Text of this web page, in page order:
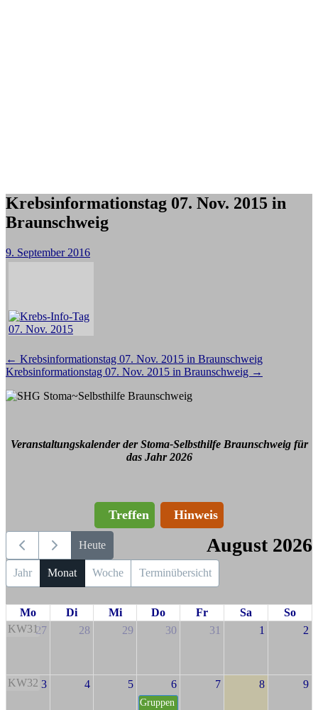
Krebsinformationstag 07. Nov. 2015 in
Braunschweig
9. September 2016
Beitragsnavigation
← Krebsinformationstag 07. Nov. 2015 in Braunschweig
Krebsinformationstag 07. Nov. 2015 in Braunschweig →
Veranstaltungskalender der Stoma-Selbsthilfe Braunschweig für
das Jahr 2026
Treffen Hinweis
Heute August 2026
Jahr Monat Woche Terminübersicht
Mo Di Mi Do Fr Sa
So
KW3127 28 29 30 31 1 2
KW32 3 4 5 6
Gruppen
7 8 9